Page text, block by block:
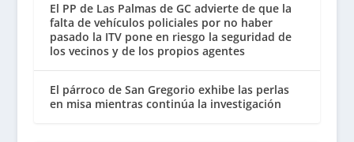
El PP de Las Palmas de GC advierte de que la
falta de vehículos policiales por no haber
pasado la ITV pone en riesgo la seguridad de
los vecinos y de los propios agentes
El párroco de San Gregorio exhibe las perlas
en misa mientras continúa la investigación